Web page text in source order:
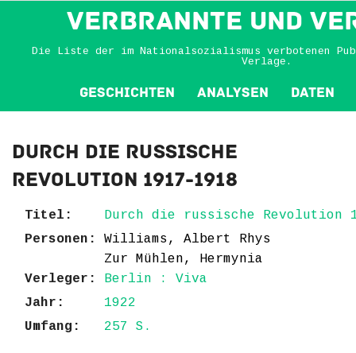
VERBRANNTE und
Die Liste der im Nationalsozialismus verbotenen
Verlage.
Geschichten Analysen Daten
Durch die russische
Revolution 1917-1918
Titel:
Durch die russische Revolution
Personen:
Williams, Albert Rhys
Zur Mühlen, Hermynia
Verleger:
Berlin : Viva
Jahr:
1922
Umfang:
257 S.